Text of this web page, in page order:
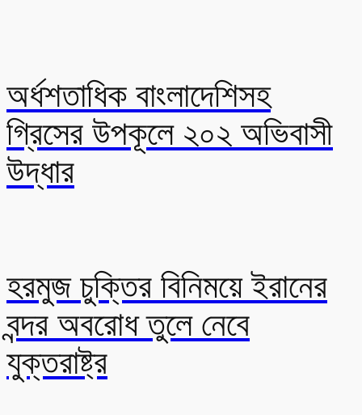
অর্ধশতাধিক বাংলাদেশিসহ
গ্রিসের উপকূলে ২০২ অভিবাসী
উদ্ধার
হরমুজ চুক্তির বিনিময়ে ইরানের
বন্দর অবরোধ তুলে নেবে
যুক্তরাষ্ট্র